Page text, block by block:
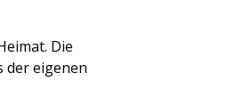
Die
der eigenen